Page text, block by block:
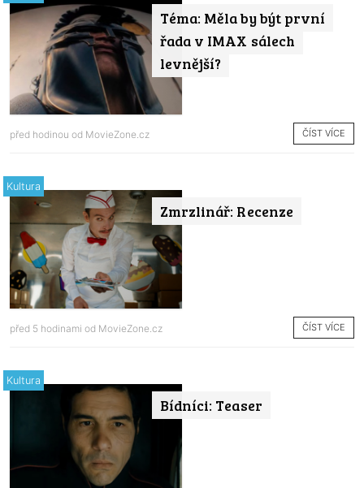
Téma: Měla by být první
řada v IMAX sálech
levnější?
před hodinou od MovieZone.cz ČÍST VÍCE
Zmrzlinář: Recenze
Kultura
před 5 hodinami od MovieZone.cz ČÍST VÍCE
Bídníci: Teaser
Kultura